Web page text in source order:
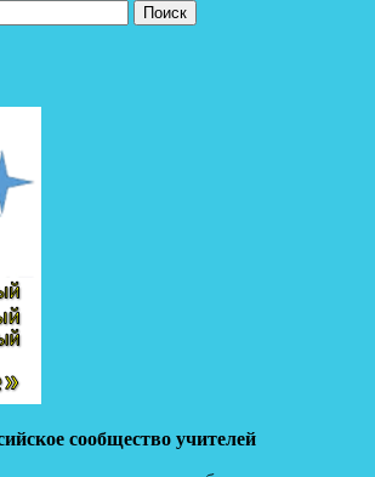
сообщество учителей